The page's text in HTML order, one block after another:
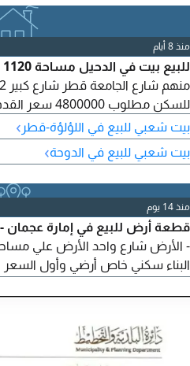
منذ 8 أيام
للسكن مطلوب 4800000 سعر القدم 398 ريال
بيت شعبي للبيع في اللؤلؤة-قطر ›
بيت شعبي للبيع في الدوحة›
منذ 14 يوم